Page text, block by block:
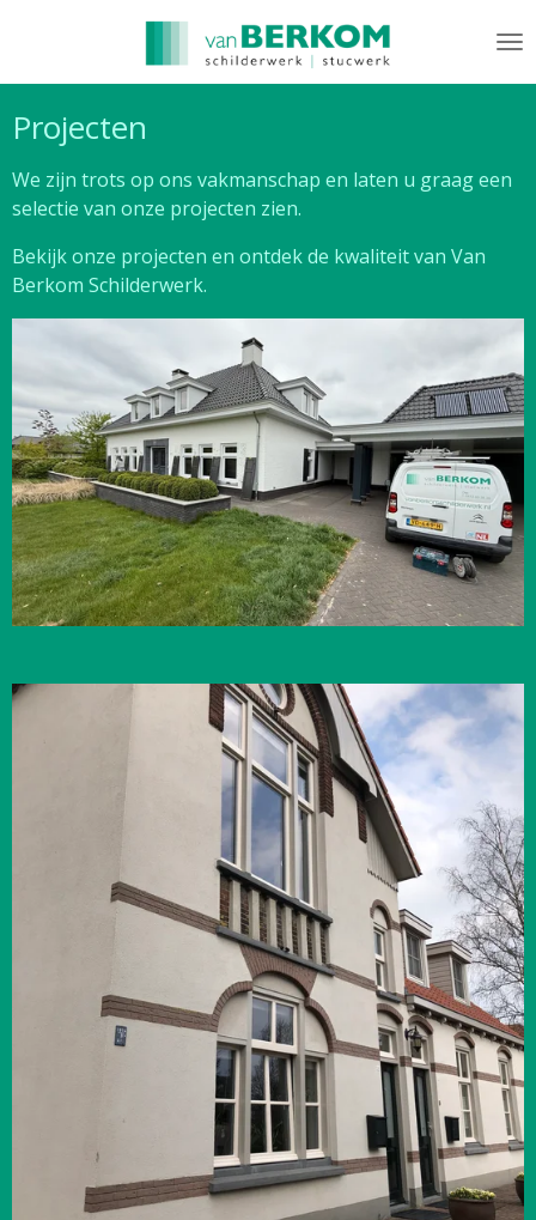
naar
hoofdinhoud
Projecten
We zijn trots op ons vakmanschap en laten u graag een
selectie van onze projecten zien.
Bekijk onze projecten en ontdek de kwaliteit van Van
Berkom Schilderwerk.